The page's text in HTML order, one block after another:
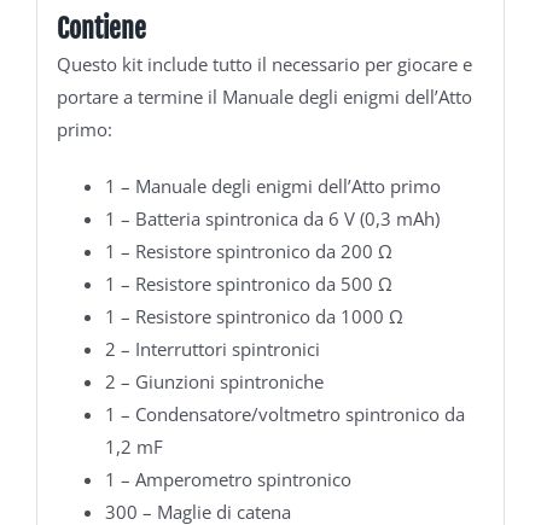
Contiene
Questo kit include tutto il necessario per giocare e
portare a termine il Manuale degli enigmi dell’Atto
primo:
1 – Manuale degli enigmi dell’Atto primo
1 – Batteria spintronica da 6 V (0,3 mAh)
1 – Resistore spintronico da 200 Ω
1 – Resistore spintronico da 500 Ω
1 – Resistore spintronico da 1000 Ω
2 – Interruttori spintronici
2 – Giunzioni spintroniche
1 – Condensatore/voltmetro spintronico da
1,2 mF
1 – Amperometro spintronico
300 – Maglie di catena